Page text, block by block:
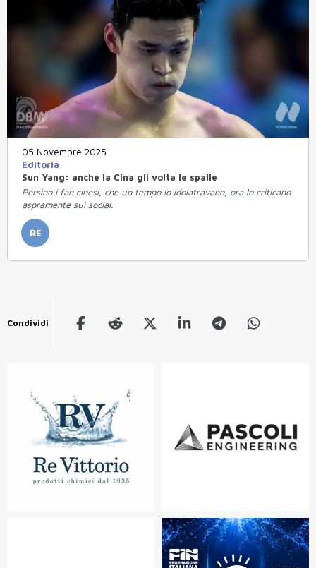
05 Novembre 2025
Editoria
Sun Yang: anche la Cina gli volta le spalle
Persino i fan cinesi, che un tempo lo idolatravano, ora lo criticano
aspramente sui social.
RE
Condividi